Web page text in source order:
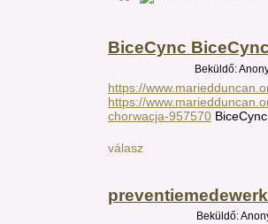
BiceCync
Beküldő:
https://
https://
chorwacja-957570
válasz
Beküldő: